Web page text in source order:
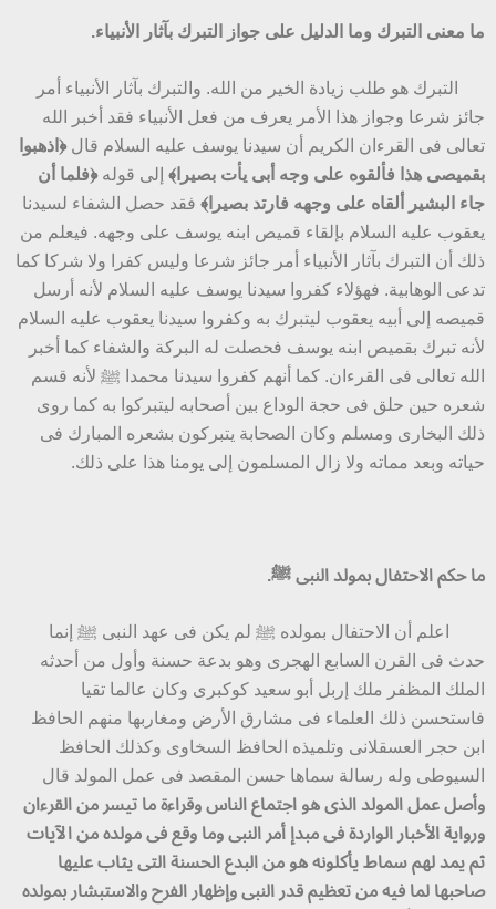
ما معنى التبرك وما الدليل على جواز التبرك بآثار الأنبياء.
التبرك هو طلب زيادة الخير من الله. والتبرك بآثار الأنبياء أمر
جائز شرعا وجواز هذا الأمر يعرف من فعل الأنبياء فقد أخبر الله
تعالى فى القرءان الكريم أن سيدنا يوسف عليه السلام قال﴿اذهبوا
بقميصى هذا فألقوه على وجه أبى يأت بصيرا﴾ إلى قوله﴿فلما أن
جاء البشير ألقاه على وجهه فارتد بصيرا﴾ فقد حصل الشفاء لسيدنا
يعقوب عليه السلام بإلقاء قميص ابنه يوسف على وجهه. فيعلم من
ذلك أن التبرك بآثار الأنبياء أمر جائز شرعا وليس كفرا ولا شركا كما
تدعى الوهابية. فهؤلاء كفروا سيدنا يوسف عليه السلام لأنه أرسل
قميصه إلى أبيه يعقوب ليتبرك به وكفروا سيدنا يعقوب عليه السلام
لأنه تبرك بقميص ابنه يوسف فحصلت له البركة والشفاء كما أخبر
الله تعالى فى القرءان. كما أنهم كفروا سيدنا محمدا ﷺ لأنه قسم
شعره حين حلق فى حجة الوداع بين أصحابه ليتبركوا به كما روى
ذلك البخارى ومسلم وكان الصحابة يتبركون بشعره المبارك فى
حياته وبعد مماته ولا زال المسلمون إلى يومنا هذا على ذلك.
ما حكم الاحتفال بمولد النبى ﷺ.
اعلم أن الاحتفال بمولده ﷺ لم يكن فى عهد النبى ﷺ إنما
حدث فى القرن السابع الهجرى وهو بدعة حسنة وأول من أحدثه
الملك المظفر ملك إربل أبو سعيد كوكبرى وكان عالما تقيا
فاستحسن ذلك العلماء فى مشارق الأرض ومغاربها منهم الحافظ
ابن حجر العسقلانى وتلميذه الحافظ السخاوى وكذلك الحافظ
السيوطى وله رسالة سماها حسن المقصد فى عمل المولد قال
وأصل عمل المولد الذى هو اجتماع الناس وقراءة ما تيسر من القرءان
ورواية الأخبار الواردة فى مبدإ أمر النبى وما وقع فى مولده من الآيات
ثم يمد لهم سماط يأكلونه هو من البدع الحسنة التى يثاب عليها
صاحبها لما فيه من تعظيم قدر النبى وإظهار الفرح والاستبشار بمولده